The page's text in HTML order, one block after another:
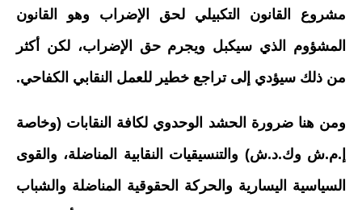
مشروع القانون التكبيلي لحق الإضراب وهو القانون
المشؤوم الذي سيكبل ويجرم حق الإضراب، لكن أكثر
من ذلك سيؤدي إلى تراجع خطير للعمل النقابي الكفاحي.
ومن هنا ضرورة الحشد الوحدوي لكافة النقابات (وخاصة
إ.م.ش وك.د.ش) والتنسيقيات النقابية المناضلة، والقوى
السياسية اليسارية والحركة الحقوقية المناضلة والشباب